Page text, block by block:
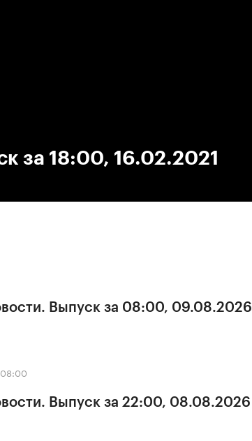
за 18:00, 16.02.2021
Выпуск за 08:00, 09.08.2026
08:00
Выпуск за 22:00, 08.08.2026